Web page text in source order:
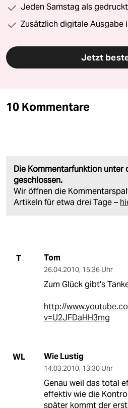
Jeden Samstag als
Zusätzlich digitale Ausgabe
Jetzt
10 Kommentare
Die Kommentarfunktion unter
geschlossen.
Wir öffnen die
Artikeln für etwa drei Tage –
T Tom
26.04.2010, 15:36 Uhr
Zum Glück gibt's
http://
v=U2JFDaHH3mg
WL Wie Lustig
14.03.2010, 13:30 Uhr
Genau weil das total
effektiv wie die
später kommt der